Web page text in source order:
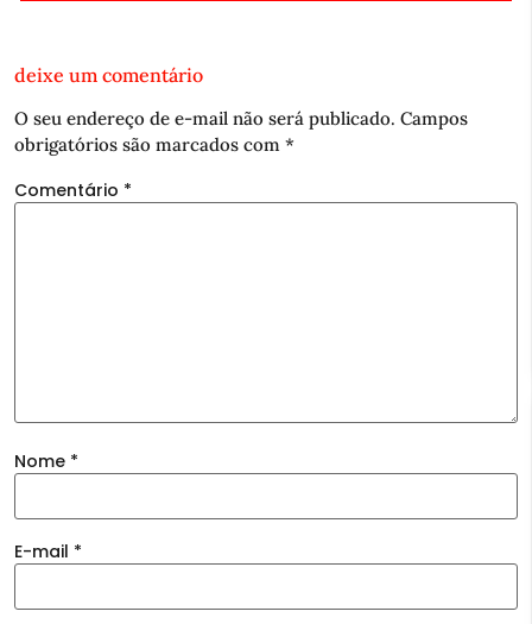
deixe um comentário
O seu endereço de e-mail não será publicado. Campos
obrigatórios são marcados com *
Comentário *
Nome *
E-mail *